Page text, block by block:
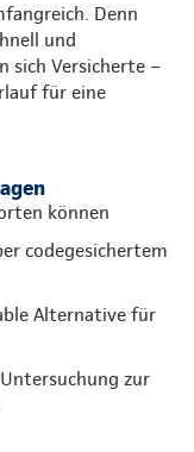
Denn
und
sich Versicherte –
für eine
können
codegesichertem
Alternative für
zur